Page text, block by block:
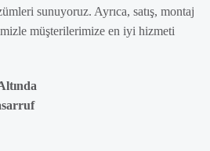
sunuyoruz. Ayrıca, satış, montaj
müşterilerimize en iyi hizmeti